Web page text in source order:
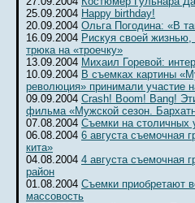
25.09.2004 Happy birthday!
20.09.2004 Ольга Погодина: «В
16.09.2004 Рискуя своей
трюка на «троечку»
13.09.2004 Михаил Горевой:
10.09.2004 В съемках картины
революция» принимали участие
09.09.2004 Crash! Boom! Bang!
фильма «Мужской сезон.
07.08.2004 Съемки на столичных
06.08.2004 6 августа съемочная
кита»
04.08.2004 4 августа съемочная
район
01.08.2004 Съемки приобретают
массовость